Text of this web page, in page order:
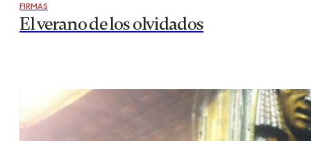
FIRMAS
El verano de los olvidados